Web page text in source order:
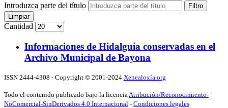
Introduzca parte del título
Filtro
Limpiar
Cantidad
Informaciones de Hidalguía conservadas en el
Archivo Municipal de Bayona
ISSN 2444-4308 · Copyright © 2001-2024 Xenealoxía.org
Todo el contenido publicado bajo la licenciaAtribución/Reconocimiento-
NoComercial-SinDerivados 4.0 Internacional - Condiciones legales